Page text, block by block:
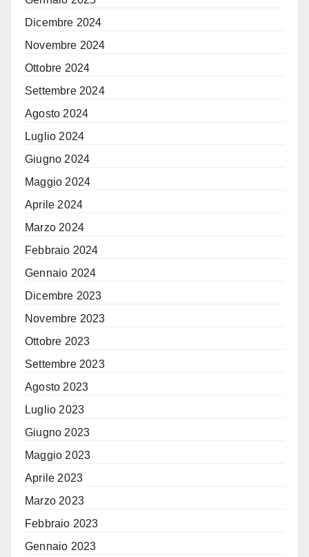
Dicembre 2024
Novembre 2024
Ottobre 2024
Settembre 2024
Agosto 2024
Luglio 2024
Giugno 2024
Maggio 2024
Aprile 2024
Marzo 2024
Febbraio 2024
Gennaio 2024
Dicembre 2023
Novembre 2023
Ottobre 2023
Settembre 2023
Agosto 2023
Luglio 2023
Giugno 2023
Maggio 2023
Aprile 2023
Marzo 2023
Febbraio 2023
Gennaio 2023